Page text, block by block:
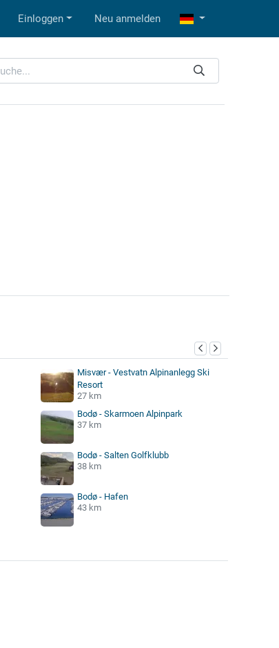
Einloggen Neu anmelden
Misvær - Vestvatn Alpinanlegg Ski
Resort
27 km
Bodø - Skarmoen Alpinpark
37 km
Bodø - Salten Golfklubb
38 km
Bodø - Hafen
43 km